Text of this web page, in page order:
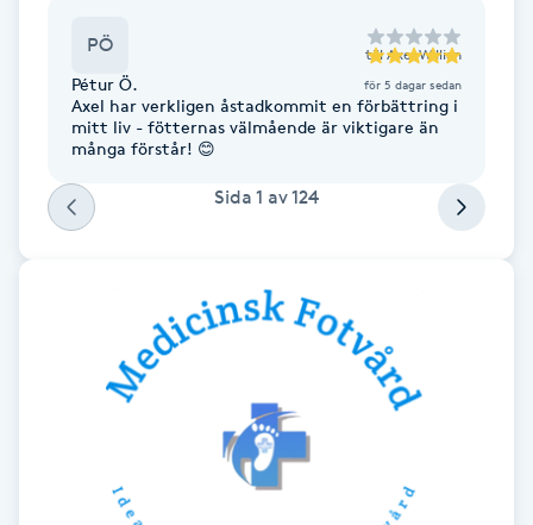
Face framing
Faceliftmassage
Fet hårbotten
Fotmassage
PÖ till Axel Willian
Pétur Ö. för 5 dagar sedan
Axel har verkligen åstadkommit en förbättring i
mitt liv - fötternas välmående är viktigare än
många förstår! 😊
Sida 1 av124